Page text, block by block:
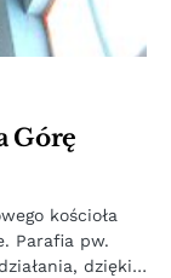
Górę
kościoła
Parafia pw.
dzięki…